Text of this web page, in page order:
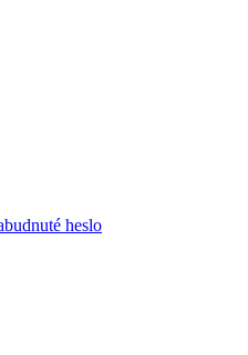
heslo